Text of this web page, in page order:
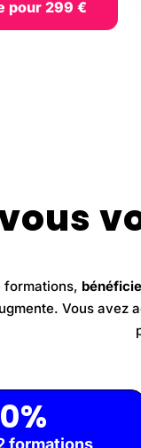
pour 299 €
formations,
Vous avez
formations